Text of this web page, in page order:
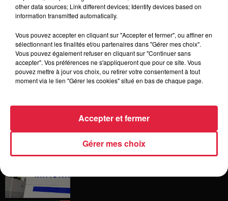
6h38
Les sentiers poussettes de la Vallée
6 août 2026
À Hoerdt, de l’eau brune sort des
Tags antisémites à Strasbourg :
Catherine Trautmann réagit
other data sources; Link different devices; Identify devices based on
information transmitted automatically.
Vous pouvez accepter en cliquant sur "Accepter et fermer", ou affiner en
sélectionnant les finalités et/ou partenaires dans "Gérer mes choix".
Vous pouvez également refuser en cliquant sur "Continuer sans
accepter". Vos préférences ne s'appliqueront que pour ce site. Vous
pouvez mettre à jour vos choix, ou retirer votre consentement à tout
moment via le lien "Gérer les cookies" situé en bas de chaque page.
Gérer mes choix
Accepter et fermer